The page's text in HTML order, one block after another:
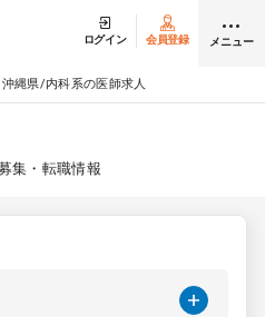
ログイン 会員登録 メニュー
沖縄県/内科系の医師求人
集・転職情報